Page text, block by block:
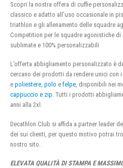
Scopri la nostra offera di cuffie
classico e adatto all’uso occasionale in
triathlon e gli allenamento delle squadre
Competition per le squadre agonistiche di
sublimate e 100% personalizzabili
L’offerta abbigliamento personalizzato è
cercano dei prodotti da rendere unici
e poliestere, polo e felpe, disponibili nei
cappuccio e zip. Tutti i prodotti
anni alla 2xl.
Decathlon Club si affida a partner leader
dei sui clienti, per questo motivo potrai
nostro sito.
ELEVATA QUALITÀ DI STAMPA E